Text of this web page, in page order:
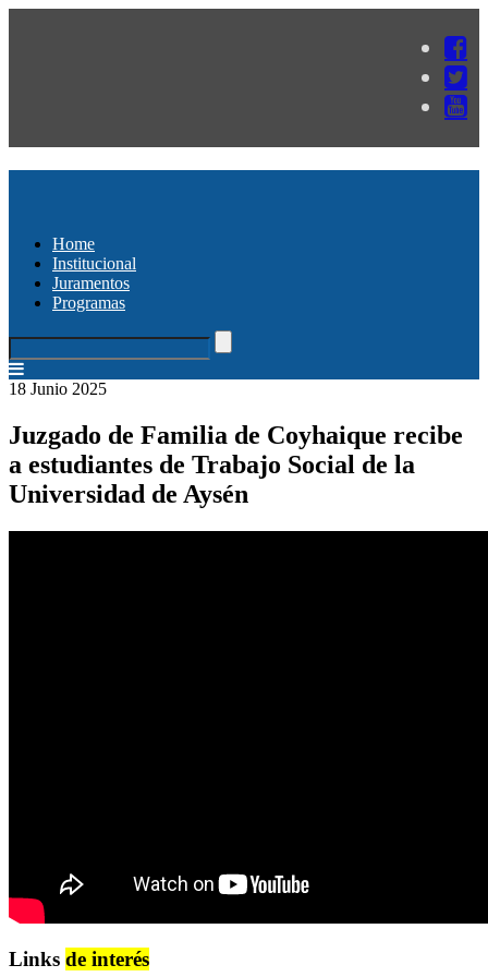
Home
Institucional
Juramentos
Programas
18 Junio 2025
Juzgado de Familia de Coyhaique recibe
a estudiantes de Trabajo Social de la
Universidad de Aysén
Links de interés